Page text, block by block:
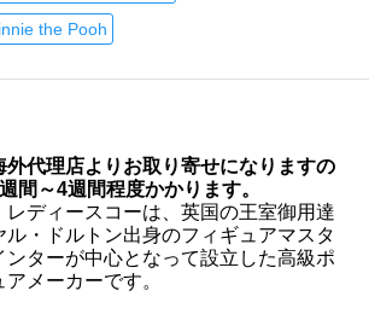
the Pooh
外代理店よりお取り寄せになりますの
間～4週間程度かかります。
レディースコーは、英国の王室御用達
ル・ドルトン出身のフィギュアマスタ
ンターが中心となって設立した高級ポ
メーカーです。